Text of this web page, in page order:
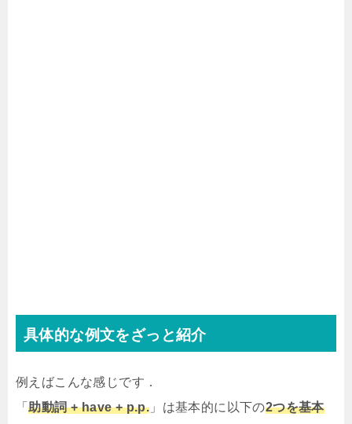
具体的な例文をざっと紹介
例えばこんな感じです．
「助動詞 + have + p.p. 」は基本的に以下の2つを基本